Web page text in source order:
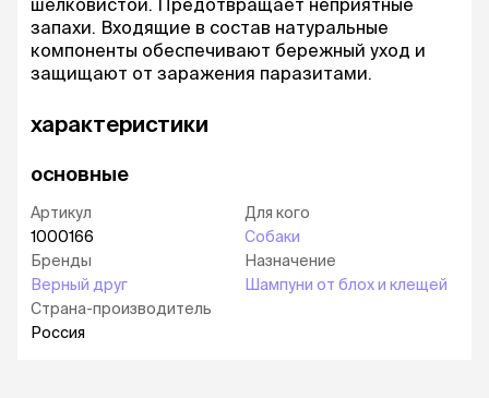
шелковистой. Предотвращает неприятные
запахи. Входящие в состав натуральные
компоненты обеспечивают бережный уход и
защищают от заражения паразитами.
характеристики
основные
Артикул
1000166
Бренды
Верный друг
Страна-производитель
Россия
Для кого
Собаки
Назначение
Шампуни от блох и клещей